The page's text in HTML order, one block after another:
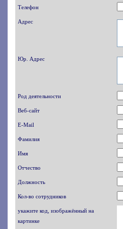
Телефон
Адрес
Юр. Адрес
Род деятельности
Веб-сайт
E-Mail
Фамилия
Имя
Отчество
Должность
Кол-во сотрудников
укажите код, изображённый на
картинке